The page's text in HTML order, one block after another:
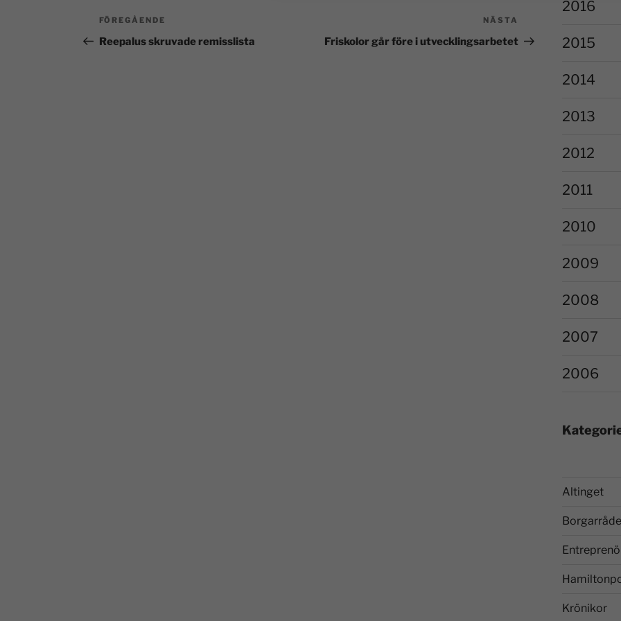
FÖREGÅENDE
Reepalus skruvade remisslista
NÄSTA
Friskolor går före i utvecklingsarbetet
2016
2015
2014
2013
2012
2011
2010
2009
2008
2007
2006
Altinget
Krönikor